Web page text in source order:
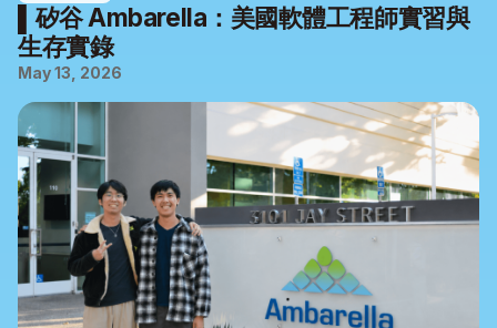
▌矽谷 Ambarella：美國軟體工程師實習與
生存實錄
May 13, 2026